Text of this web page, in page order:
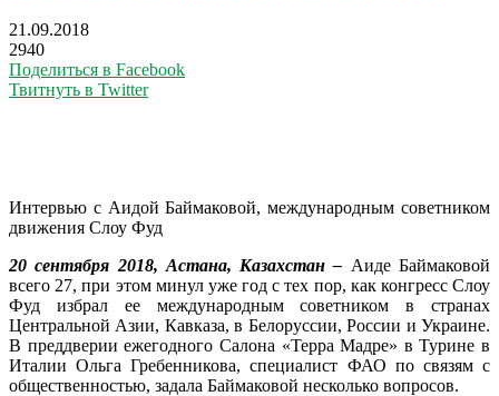
21.09.2018
2940
Поделиться в Facebook
Твитнуть в Twitter
Интервью с Аидой Баймаковой, международным советником
движения Слоу Фуд
20 сентября 2018, Aстана, Казахстан – Аиде Баймаковой
всего 27, при этом минул уже год с тех пор, как конгресс Слоу
Фуд избрал ее международным советником в странах
Центральной Азии, Кавказа, в Белоруссии, России и Украине.
В преддверии ежегодного Салона «Терра Мадре» в Турине в
Италии Ольга Гребенникова, специалист ФАО по связям с
общественностью, задала Баймаковой несколько вопросов.